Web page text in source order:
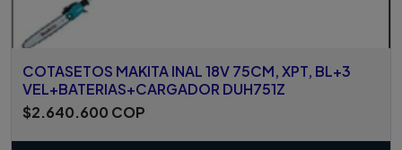
COTASETOS MAKITA INAL 18V 75CM, XPT, BL+3
VEL+BATERIAS+CARGADOR DUH751Z
$2.640.600 COP